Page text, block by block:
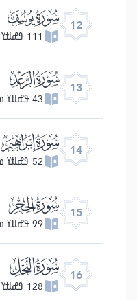
12 ﮘ
111 ߟߝߊߙߌ ߘߏ߫
13 ﮙ
43 ߟߝߊߙߌ ߘߏ߫
14 ﮚ
52 ߟߝߊߙߌ ߘߏ߫
15 ﮛ
99 ߟߝߊߙߌ ߘߏ߫
16 ﮜ
128 ߟߝߊߙߌ ߘߏ߫